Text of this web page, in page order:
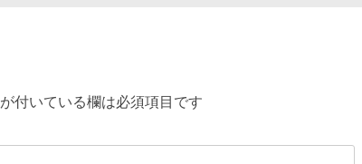
が付いている欄は必須項目です